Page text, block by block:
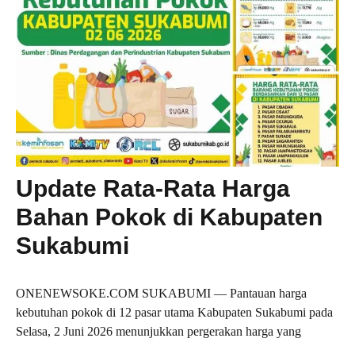
Update Rata-Rata Harga
Bahan Pokok di Kabupaten
Sukabumi
ONENEWSOKE.COM SUKABUMI — Pantauan harga
kebutuhan pokok di 12 pasar utama Kabupaten Sukabumi pada
Selasa, 2 Juni 2026 menunjukkan pergerakan harga yang